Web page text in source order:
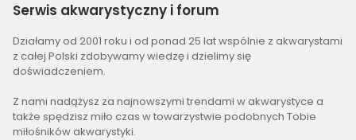
Serwis akwarystyczny i forum
Działamy od 2001 roku i od ponad 25 lat wspólnie z akwarystami
z całej Polski zdobywamy wiedzę i dzielimy się
doświadczeniem.
Z nami nadążysz za najnowszymi trendami w akwarystyce a
także spędzisz miło czas w towarzystwie podobnych Tobie
miłośników akwarystyki.